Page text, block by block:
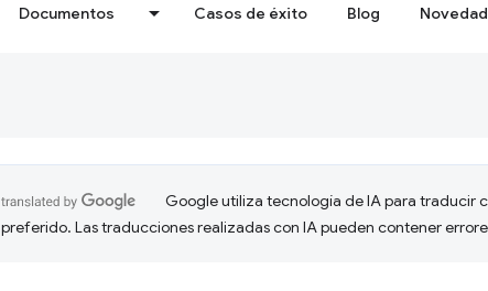
Documentos Casos de éxito Blog
Google utiliza tecnología de IA para traducir
preferido. Las traducciones realizadas con IA pueden contener